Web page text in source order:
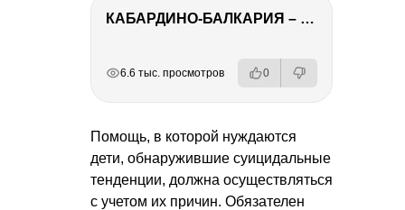
КАБАРДИНО-БАЛКАРИЯ – ПУТЕШЕСТВИЕ НА КАВКАЗ часть 3
6.6 тыс. просмотров 0
Помощь, в которой нуждаются
дети, обнаружившие суицидальные
тенденции, должна осуществляться
с учетом их причин. Обязателен